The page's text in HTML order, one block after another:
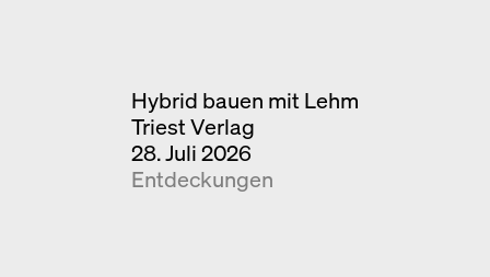
Hybrid bauen mit Lehm
Triest Verlag
28. Juli 2026
Entdeckungen